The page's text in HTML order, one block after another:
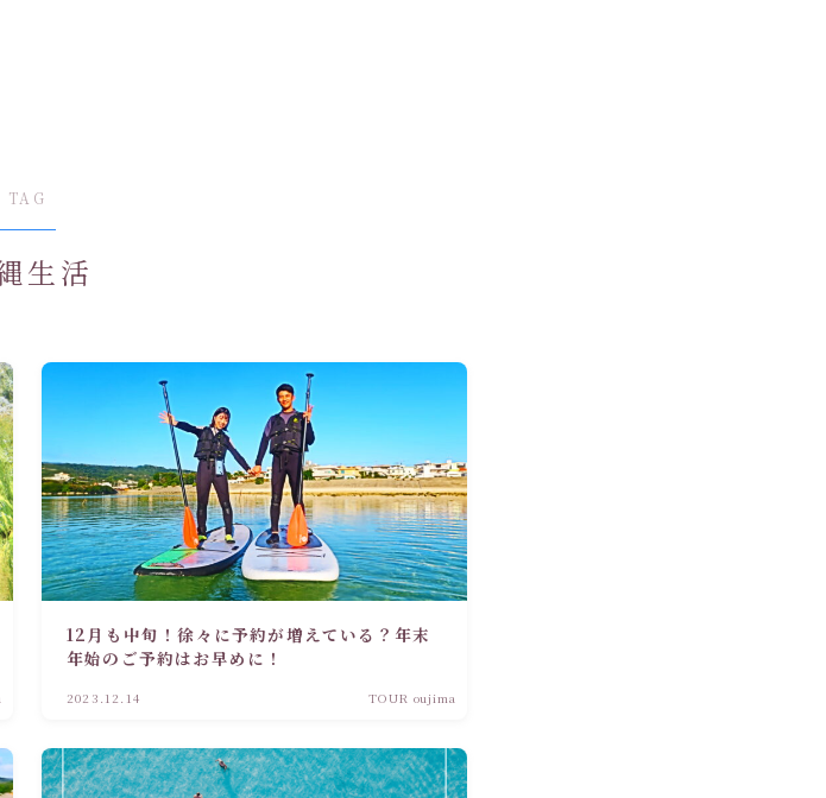
TAG
生活
12月も中旬！徐々に予約が増えている？年末
年始のご予約はお早めに！
2023.12.14 TOUR oujima